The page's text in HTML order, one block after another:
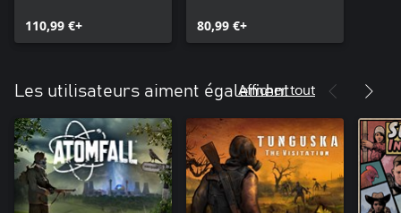
110,99 €+
80,99 €+
Les utilisateurs aiment également
Afficher tout